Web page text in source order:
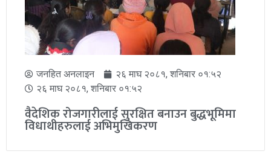
जनहित अनलाइन
१७ चैत्र २०८१, सोमबार ०७:३७
१७ चैत्र २०८१, सोमबार ०७:३७
सुनको भाउमा फेरी नयाँ रेकर्ड